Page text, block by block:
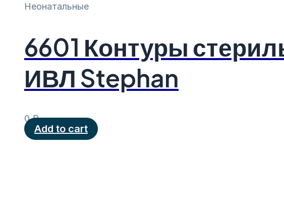
Неонатальные
6601 Контуры
ИВЛ Stephan
0₽
Add to cart